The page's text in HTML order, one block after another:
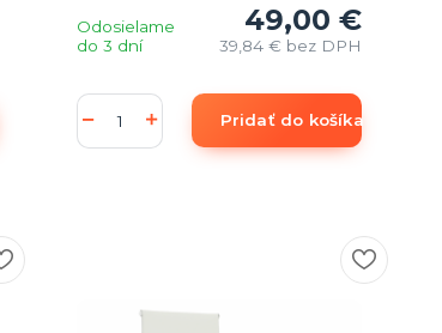
49,00 €
39,84 € bez DPH
Odosielame
do 3 dní
Pridať do košíka